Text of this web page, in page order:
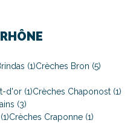
RHÔNE
(1)Crèches Bron (5)
d'or (1)Crèches Chaponost (1)
(3)
Crèches Craponne (1)